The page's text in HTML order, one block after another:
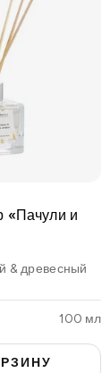
«Пачули и
& древесный
100 мл